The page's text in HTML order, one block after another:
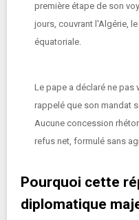
première étape de son
jours, couvrant l'Algérie,
équatoriale.
Le pape a déclaré ne pas
rappelé que son mandat
Aucune concession
refus net, formulé sans
Pourquoi cette
diplomatique